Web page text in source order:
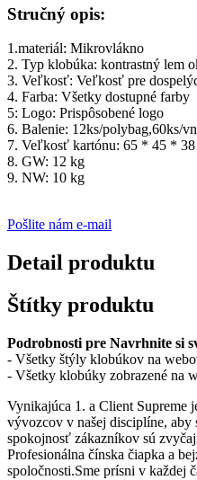
Stručný opis:
1.materiál: Mikrovlákno
2. Typ klobúka: kontrastný lem
3. Veľkosť: Veľkosť pre
4. Farba: Všetky dostupné farby
5: Logo: Prispôsobené logo
6. Balenie: 12ks/polybag,60ks/
7. Veľkosť kartónu: 65 * 45 * 38
8. GW: 12 kg
9. NW: 10 kg
Pošlite nám e-mail
Detail produktu
Štítky produktu
Podrobnosti pre Navrhnite si
- Všetky štýly klobúkov na
- Všetky klobúky zobrazené na
Vynikajúca 1. a Client Supreme
vývozcov v našej disciplíne,
spokojnosť zákazníkov sú
Profesionálna čínska čiapka a
spoločnosti.Sme prísni v každej